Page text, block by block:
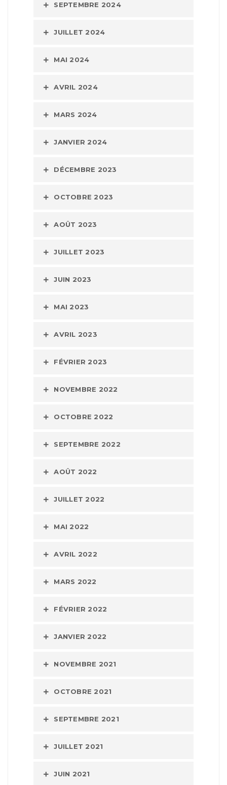
SEPTEMBRE 2024
JUILLET 2024
MAI 2024
AVRIL 2024
MARS 2024
JANVIER 2024
DÉCEMBRE 2023
OCTOBRE 2023
AOÛT 2023
JUILLET 2023
JUIN 2023
MAI 2023
AVRIL 2023
FÉVRIER 2023
NOVEMBRE 2022
OCTOBRE 2022
SEPTEMBRE 2022
AOÛT 2022
JUILLET 2022
MAI 2022
AVRIL 2022
MARS 2022
FÉVRIER 2022
JANVIER 2022
NOVEMBRE 2021
OCTOBRE 2021
SEPTEMBRE 2021
JUILLET 2021
JUIN 2021